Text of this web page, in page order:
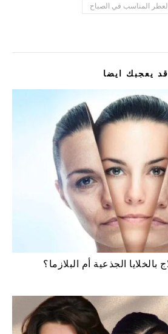
المناسب في الصباح
قد يعجبك ايضا
بالخلايا الجذعية أم البلازما؟